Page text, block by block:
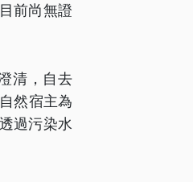
前尚無證
清，自去
然宿主為
過污染水